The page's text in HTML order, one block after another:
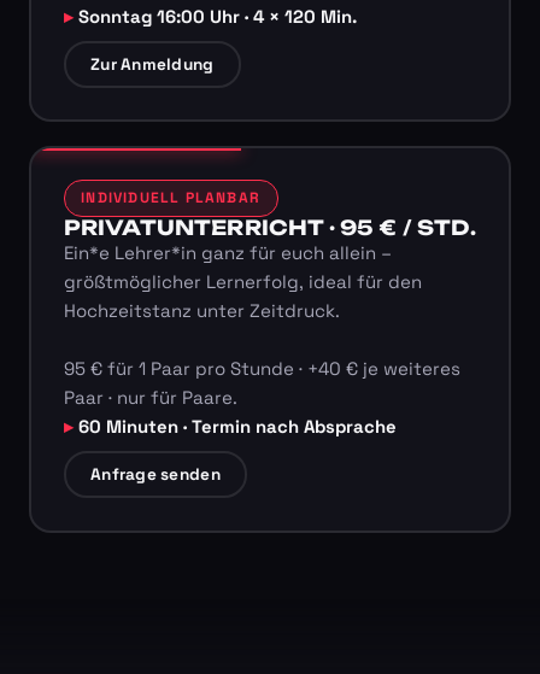
Sonntag 16:00 Uhr · 4 × 120 Min.
Zur Anmeldung
INDIVIDUELL PLANBAR
PRIVATUNTERRICHT · 95 € / STD.
Ein*e Lehrer*in ganz für euch allein –
größtmöglicher Lernerfolg, ideal für den
Hochzeitstanz unter Zeitdruck.
95 € für 1 Paar pro Stunde · +40 € je weiteres
Paar · nur für Paare.
60 Minuten · Termin nach Absprache
Anfrage senden